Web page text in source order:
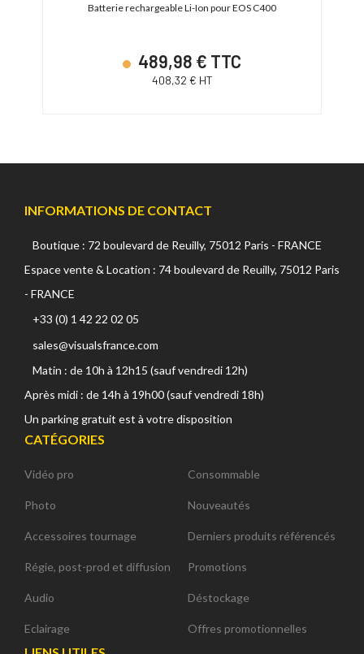
Batterie rechargeable Li-Ion pour EOS C400
489,98 € TTC
408,32 € HT
INFORMATIONS DE CONTACT
Boutique : 72 boulevard de Reuilly, 75012 Paris - FRANCE
Espace vente & Location : 74 boulevard de Reuilly, 75012 Paris
- FRANCE
+33 (0) 1 42 22 02 05
sales@visualsfrance.com
Matin : de 10h à 12h15 (sauf vendredi 12h)
Après midi : de 14h à 19h00 (sauf vendredi 18h)
Un parking gratuit est à votre disposition
CATÉGORIES
Vidéo pro
Photo
Accessoires tournage
Régie, post-prod et diffusion
Audio
Eclairage
Consommable
Nouveautés
Derniers produits référencés
Promotions
Déstockage
Offres promotionnelles